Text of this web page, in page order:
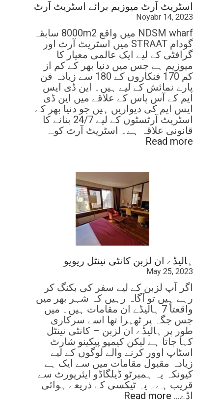
اسٹریٹ آرٹ میوزیم برائے اسٹریٹ آرٹ
Noyabr 14, 2023
NDSM wharf میں واقع 8000m2 سابقہ
گودام STRAAT میں اسٹریٹ آرٹ اور
گرافٹی کے لیے ایک عالمی معیار کا
میوزیم ہے جس میں دنیا بھر کے کم از
کم 170 فنکاروں کے 180 سے زیادہ فن
پارے نمائش کے لیے ہیں۔ این ڈی ایس
ایم کے آس پاس کے علاقے میں این ڈی
ایس ایم کی دیواریں ہیں جو دنیا بھر کے
اسٹریٹ آرٹسٹوں کے لیے 24/7 بنانے کا
قانونی علاقہ ہے۔ اسٹریٹ آرٹ کو…
Read more
ہالیڈے ان لزبن کانٹی نینٹل ریویو
May 25, 2023
اگر آپ لزبن کے لیے سفر کی بکنگ کر
رہے ہیں تو آگاہ رہیں کہ شہر بھر میں
واقعتاً 7 ہالیڈے ان مقامات ہیں۔ میں
جس جگہ پر ٹھہرا تھا اسے سرکاری
طور پر ہالیڈے ان لزبن – کانٹی نینٹل
کہا جاتا ہے لیکن کیمپو پیکینو شارٹ
اسٹاپ اوور کرنے والے لوگوں کے لیے
زیادہ مقبول مقامات میں سے ایک ہے
کیونکہ یہ ہمبرٹو ڈیلگاڈو ایئرپورٹ سے
قریب ہے۔ یہ ٹیکسی کے ذریعے ہوائی
اڈے… Read more